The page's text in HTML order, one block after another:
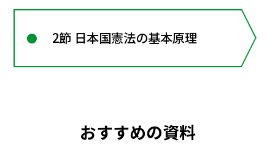
2節 日本国憲法の基本原理
おすすめの資料